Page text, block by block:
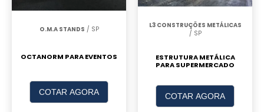
Com anos de experiência, JR Tendas é
O.M.A STANDS / SP
OCTANORM PARA EVENTOS
COTAR AGORA
L3 CONSTRUÇÕES METÁLICAS
/ SP
ESTRUTURA METÁLICA
PARA SUPERMERCADO
COTAR AGORA